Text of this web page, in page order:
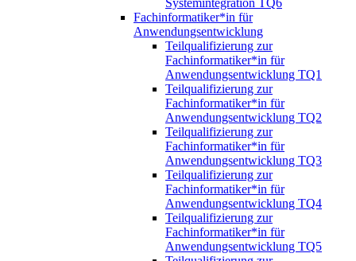
Systemintegration TQ6
Fachinformatiker*in für
Anwendungsentwicklung
Teilqualifizierung zur
Fachinformatiker*in für
Anwendungsentwicklung TQ1
Teilqualifizierung zur
Fachinformatiker*in für
Anwendungsentwicklung TQ2
Teilqualifizierung zur
Fachinformatiker*in für
Anwendungsentwicklung TQ3
Teilqualifizierung zur
Fachinformatiker*in für
Anwendungsentwicklung TQ4
Teilqualifizierung zur
Fachinformatiker*in für
Anwendungsentwicklung TQ5